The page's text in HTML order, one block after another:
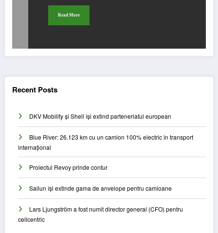
Read More
Recent Posts
DKV Mobility și Shell își extind parteneriatul european
Blue River: 26.123 km cu un camion 100% electric în transport
internațional
Proiectul Revoy prinde contur
Sailun își extinde gama de anvelope pentru camioane
Lars Ljungström a fost numit director general (CFO) pentru
cellcentric